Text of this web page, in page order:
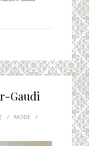
Gaudi
/ MODE
/